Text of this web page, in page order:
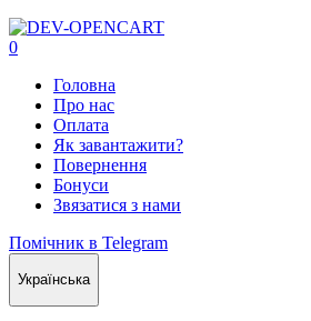
0
Головна
Про нас
Оплата
Як завантажити?
Повернення
Бонуси
Звязатися з нами
Помічник в Telegram
Українська